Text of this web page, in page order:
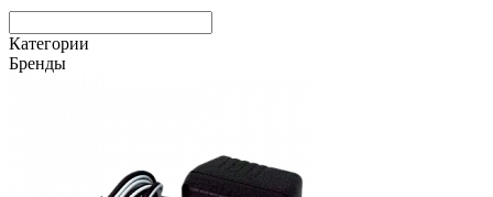
Категории
Бренды